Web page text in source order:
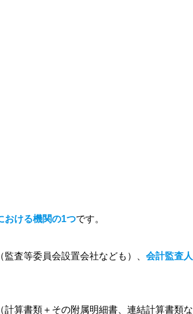
おける機関の1つです。
査等委員会設置会社なども）、 会計監査人
計算書類＋その附属明細書、連結計算書類な